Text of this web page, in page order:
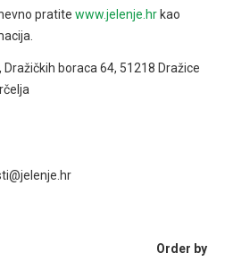
pratite www.jelenje.hr kao
Dražičkih boraca 64, 51218 Dražice
Order by